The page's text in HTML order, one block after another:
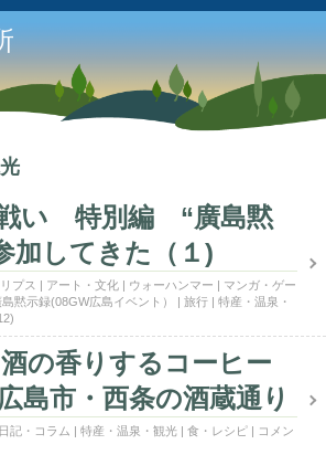
戦い 特別編 “廣島黙
加してきた（１)
プス アート・文化 ウォーハンマー
マンガ・ゲー
島黙示録(08GW広島イベント） 旅行
特産・温泉・
酒の香りするコーヒー
島市・西条の酒蔵通り
日記・コラム 特産・温泉・観光 食・レシピ
コメン